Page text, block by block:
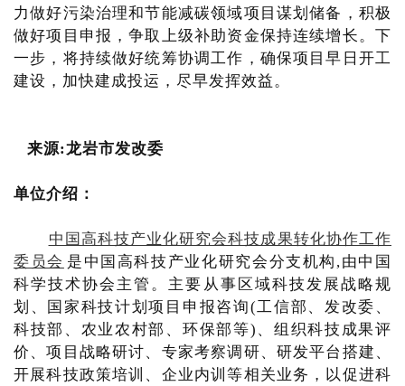
力做好污染治理和节能减碳领域项目谋划储备，积极
做好项目申报，争取上级补助资金保持连续增长。下
一步，将持续做好统筹协调工作，确保项目早日开工
建设，加快建成投运，尽早发挥效益。
来源:龙岩市发改委
单位介绍：
中国高科技产业化研究会科技成果转化协作工作
委员会 是中国高科技产业化研究会分支机构,由中国
科学技术协会主管。主要从事区域科技发展战略规
划、国家科技计划项目申报咨询(工信部、发改委、
科技部、农业农村部、环保部等)、组织科技成果评
价、项目战略研讨、专家考察调研、研发平台搭建、
开展科技政策培训、企业内训等相关业务，以促进科